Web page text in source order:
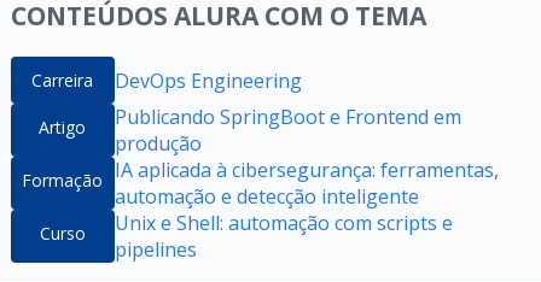
CONTEÚDOS ALURA COM O TEMA
Carreira DevOps Engineering
Artigo
Publicando SpringBoot e Frontend em
produção
Formação
IA aplicada à cibersegurança: ferramentas,
automação e detecção inteligente
Curso
Unix e Shell: automação com scripts e
pipelines